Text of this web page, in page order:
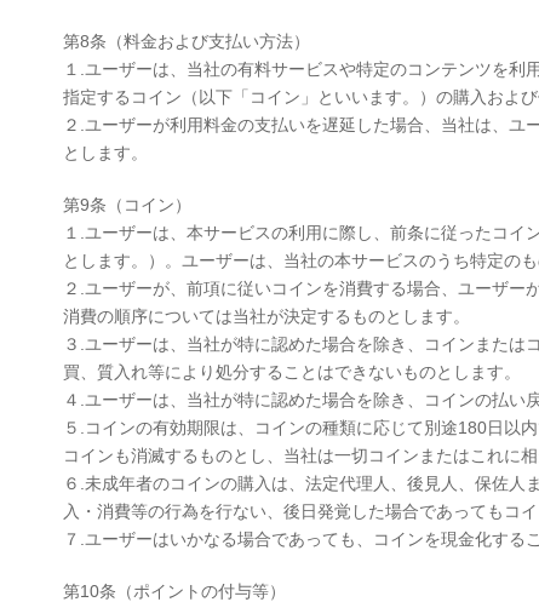
第8条（料金および支払い方法）
１.ユーザーは、当社の有料サービスや特定のコンテンツを
指定するコイン（以下「コイン」といいます。）の購入およ
２.ユーザーが利用料金の支払いを遅延した場合、当社は、
とします。
第9条（コイン）
１.ユーザーは、本サービスの利用に際し、前条に従ったコ
とします。）。ユーザーは、当社の本サービスのうち特定の
２.ユーザーが、前項に従いコインを消費する場合、ユーザ
消費の順序については当社が決定するものとします。
３.ユーザーは、当社が特に認めた場合を除き、コインまた
買、質入れ等により処分することはできないものとします。
４.ユーザーは、当社が特に認めた場合を除き、コインの払い
５.コインの有効期限は、コインの種類に応じて別途180日以
コインも消滅するものとし、当社は一切コインまたはこれに
６.未成年者のコインの購入は、法定代理人、後見人、保佐
入・消費等の行為を行ない、後日発覚した場合であってもコ
７.ユーザーはいかなる場合であっても、コインを現金化する
第10条（ポイントの付与等）